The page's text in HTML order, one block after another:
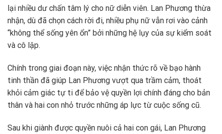
lại nhiều dư chấn tâm lý cho nữ diễn viên. Lan Phương thừa
nhận, dù đã chọn cách rời đi, nhiều phụ nữ vẫn rơi vào cảnh
“không thể sống yên ổn” bởi những hệ lụy của sự kiểm soát
và cô lập.
Chính trong giai đoạn này, việc nhận thức rõ về bạo hành
tinh thần đã giúp Lan Phương vượt qua trầm cảm, thoát
khỏi cảm giác tự ti để bảo vệ quyền lợi chính đáng cho bản
thân và hai con nhỏ trước những áp lực từ cuộc sống cũ.
Sau khi giành được quyền nuôi cả hai con gái, Lan Phương